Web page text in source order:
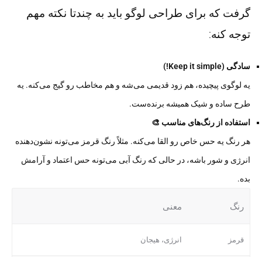
گرفت که برای طراحی لوگو باید به چندتا نکته مهم
توجه کنه:
سادگی (Keep it simple!)
یه لوگوی پیچیده، هم زود قدیمی می‌شه و هم مخاطب رو گیج می‌کنه. یه
طرح ساده و شیک همیشه برنده‌ست.
استفاده از رنگ‌های مناسب 🎨
هر رنگ یه حس خاص رو القا می‌کنه. مثلاً رنگ قرمز می‌تونه نشون‌دهنده
انرژی و شور باشه، در حالی که رنگ آبی می‌تونه حس اعتماد و آرامش
بده.
رنگ معنی
قرمز انرژی، هیجان